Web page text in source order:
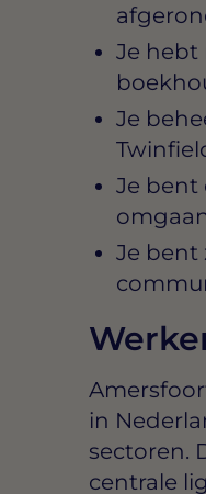
Je hebt
Je
Je bent
Je bent
in
sectoren.
centrale